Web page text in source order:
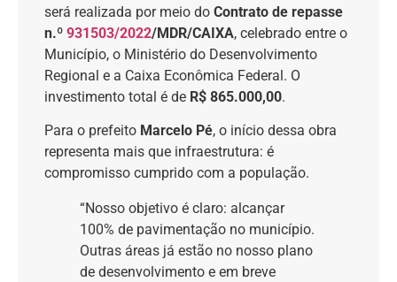
será realizada por meio do Contrato de repasse
n.º 931503/2022/MDR/CAIXA, celebrado entre o
Município, o Ministério do Desenvolvimento
Regional e a Caixa Econômica Federal. O
investimento total é de R$ 865.000,00.
Para o prefeito Marcelo Pé, o início dessa obra
representa mais que infraestrutura: é
compromisso cumprido com a população.
“Nosso objetivo é claro: alcançar
100% de pavimentação no município.
Outras áreas já estão no nosso plano
de desenvolvimento e em breve